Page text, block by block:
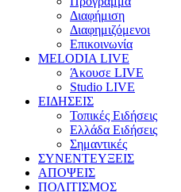
Διαφήμιση
Διαφημιζόμενοι
Επικοινωνία
MELODIA LIVE
Άκουσε LIVE
Studio LIVE
ΕΙΔΗΣΕΙΣ
Τοπικές Ειδήσεις
Ελλάδα Ειδήσεις
Σημαντικές
ΣΥΝΕΝΤΕΥΞΕΙΣ
ΑΠΟΨΕΙΣ
ΠΟΛΙΤΙΣΜΟΣ